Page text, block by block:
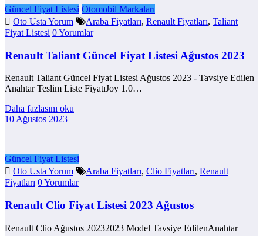
Güncel Fiyat Listesi Otomobil Markaları
Oto Usta Yorum
Araba Fiyatları, Renault Fiyatları, Taliant
Fiyat Listesi 0 Yorumlar
Renault Taliant Güncel Fiyat Listesi Ağustos 2023
Renault Taliant Güncel Fiyat Listesi Ağustos 2023 - Tavsiye Edilen
Anahtar Teslim Liste FiyatıJoy 1.0…
Daha fazlasını oku
10 Ağustos 2023
Güncel Fiyat Listesi
Oto Usta Yorum
Araba Fiyatları, Clio Fiyatları, Renault
Fiyatları 0 Yorumlar
Renault Clio Fiyat Listesi 2023 Ağustos
Renault Clio Ağustos 20232023 Model Tavsiye EdilenAnahtar